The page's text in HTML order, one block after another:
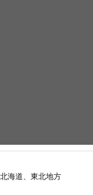
北海道、東北地方